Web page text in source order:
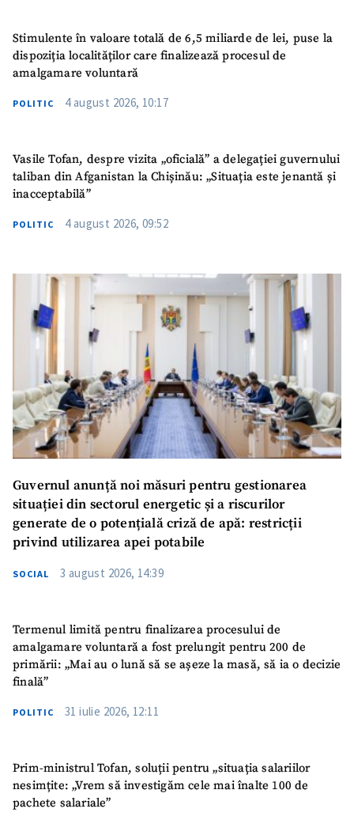
Stimulente în valoare totală de 6,5 miliarde de lei, puse la
dispoziția localităților care finalizează procesul de
amalgamare voluntară
POLITIC 4 august 2026, 10:17
Vasile Tofan, despre vizita „oficială” a delegației guvernului
taliban din Afganistan la Chișinău: „Situația este jenantă și
inacceptabilă”
POLITIC 4 august 2026, 09:52
Guvernul anunță noi măsuri pentru gestionarea
situației din sectorul energetic și a riscurilor
generate de o potențială criză de apă: restricții
privind utilizarea apei potabile
SOCIAL 3 august 2026, 14:39
Termenul limită pentru finalizarea procesului de
amalgamare voluntară a fost prelungit pentru 200 de
primării: „Mai au o lună să se așeze la masă, să ia o decizie
finală”
POLITIC 31 iulie 2026, 12:11
Prim-ministrul Tofan, soluții pentru „situația salariilor
nesimțite: „Vrem să investigăm cele mai înalte 100 de
pachete salariale”